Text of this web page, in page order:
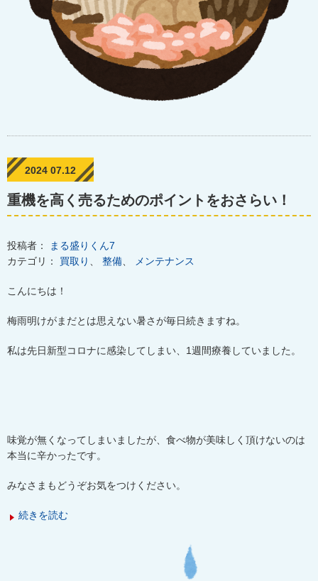
2024 07.12
重機を高く売るためのポイントをおさらい！
投稿者：
まる盛りくん7
カテゴリ： 買取り 整備 メンテナンス
こんにちは！
梅雨明けがまだとは思えない暑さが毎日続きますね。
私は先日新型コロナに感染してしまい、 1週間療養していました。
味覚が無くなってしまいましたが、食べ物が美味しく頂けないのは
本当に辛かったです。
みなさまもどうぞお気をつけください。
続きを読む